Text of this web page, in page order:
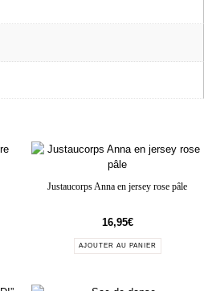
Justaucorps Anna en jersey rose pâle
16,95€
AJOUTER AU PANIER